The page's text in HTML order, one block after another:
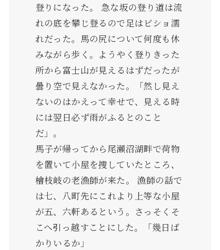
登りになった。 急な坂の登り道は流
れの底を攀じ登るので足はビショ濡
れだった。馬の尻について何度も休
みながら歩く。ようやく登りきった
所から富士山が見えるはずだったが
曇り空で見えなかった。「然し見え
ないのはかえって幸せで、見える時
には翌日必ず雨がふるとのこと
だ」。
馬子が帰ってから尾瀬沼湖畔で荷物
を置いて小屋を捜していたところ、
檜枝岐の老漁師が来た。 漁師の話で
は七、八町先にこれより上等な小屋
が五、六軒あるという。さっそくそ
こへ引っ越すことにした。「幾日ば
かりいるか」